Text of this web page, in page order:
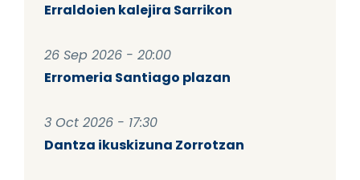
Erraldoien kalejira Sarrikon
26 Sep 2026 - 20:00
Erromeria Santiago plazan
3 Oct 2026 - 17:30
Dantza ikuskizuna Zorrotzan